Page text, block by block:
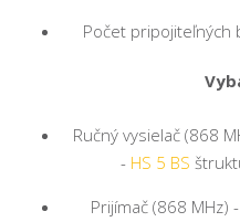
Počet pripojiteľných
Ručný vysielač (868
- HS 5 BS
Prijímač (868